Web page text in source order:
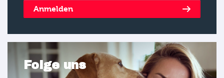
Anmelden
Folge uns